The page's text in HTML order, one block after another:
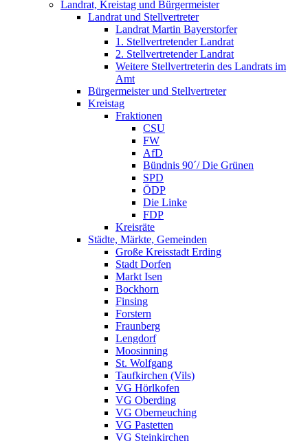
Landrat, Kreistag und Bürgermeister
Landrat und Stellvertreter
Landrat Martin Bayerstorfer
1. Stellvertretender Landrat
2. Stellvertretender Landrat
Weitere Stellvertreterin des Landrats im
Amt
Bürgermeister und Stellvertreter
Kreistag
Fraktionen
CSU
FW
AfD
Bündnis 90´/ Die Grünen
SPD
ÖDP
Die Linke
FDP
Kreisräte
Städte, Märkte, Gemeinden
Große Kreisstadt Erding
Stadt Dorfen
Markt Isen
Bockhorn
Finsing
Forstern
Fraunberg
Lengdorf
Moosinning
St. Wolfgang
Taufkirchen (Vils)
VG Hörlkofen
VG Oberding
VG Oberneuching
VG Pastetten
VG Steinkirchen